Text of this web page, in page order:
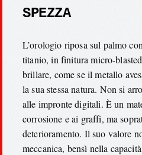
SPEZZA
L’orologio riposa sul palmo
titanio, in finitura micro-
brillare, come se il metallo
la sua stessa natura. Non si
alle impronte digitali. È un
corrosione e ai graffi, ma
deterioramento. Il suo valore
meccanica, bensì nella